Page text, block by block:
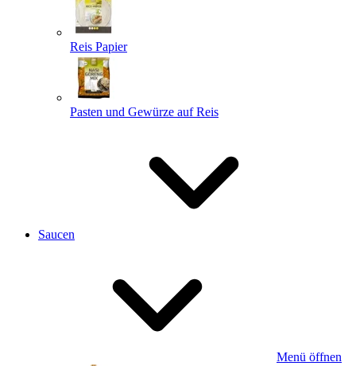
Reis Papier
Pasten und Gewürze auf Reis
Saucen
Menü öffnen